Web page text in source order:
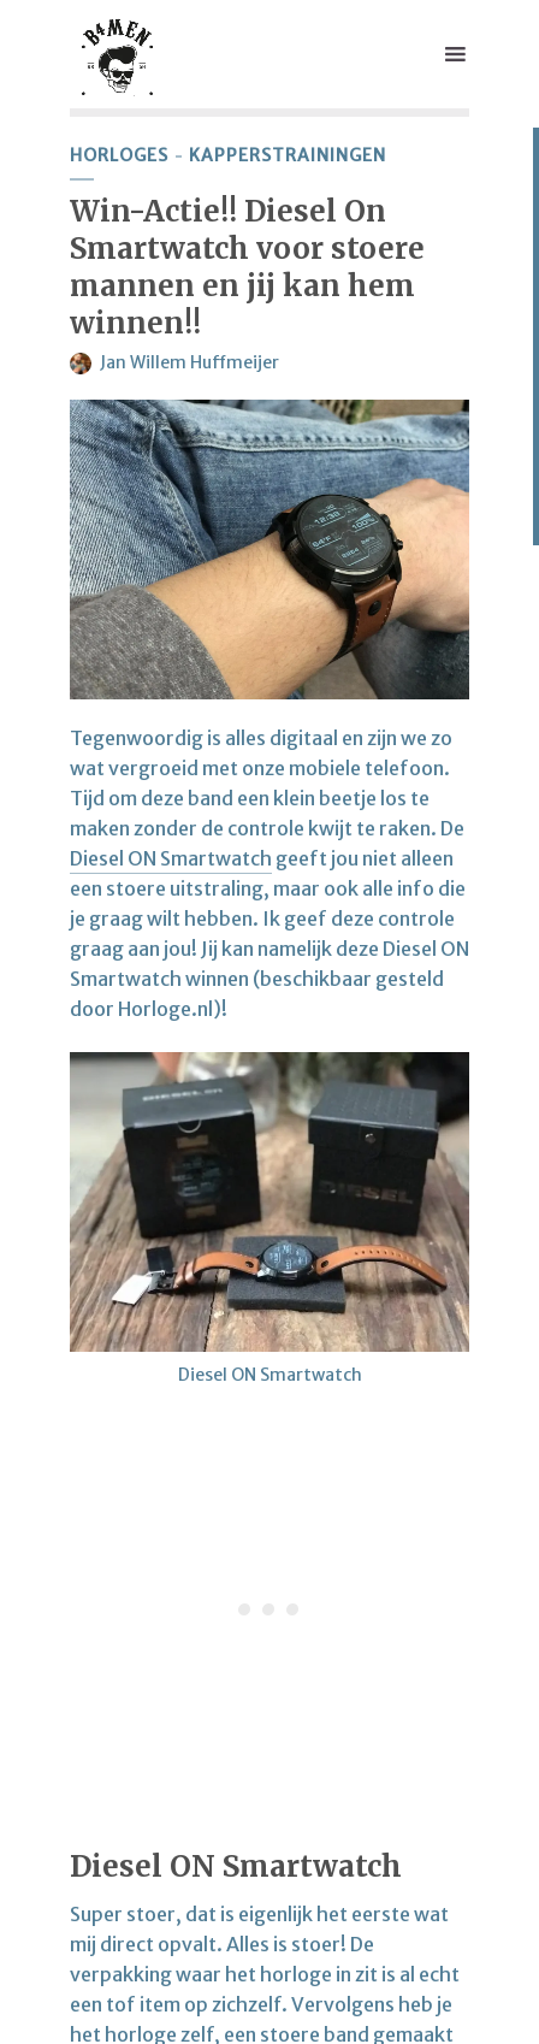
HORLOGES KAPPERSTRAININGEN
Win-Actie!! Diesel On
Smartwatch voor stoere
mannen en jij kan hem
winnen!!
Jan Willem Huffmeijer
Tegenwoordig is alles digitaal en zijn we zo
wat vergroeid met onze mobiele telefoon.
Tijd om deze band een klein beetje los te
maken zonder de controle kwijt te raken. De
Diesel ON Smartwatch geeft jou niet alleen
een stoere uitstraling, maar ook alle info die
je graag wilt hebben. Ik geef deze controle
graag aan jou! Jij kan namelijk deze Diesel ON
Smartwatch winnen (beschikbaar gesteld
door Horloge.nl)!
Diesel ON Smartwatch
Diesel ON Smartwatch
Super stoer, dat is eigenlijk het eerste wat
mij direct opvalt. Alles is stoer! De
verpakking waar het horloge in zit is al echt
een tof item op zichzelf. Vervolgens heb je
het horloge zelf, een stoere band gemaakt